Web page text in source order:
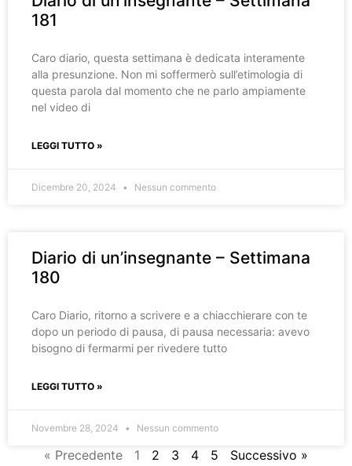
181
Caro diario, questa settimana è dedicata interamente
alla presunzione. Non mi soffermerò sull’etimologia di
questa parola dal momento che ne parlo ampiamente
nel video di
LEGGI TUTTO »
Dicembre 20, 2024 Nessun commento
Diario di un’insegnante – Settimana
180
Caro Diario, ritorno a scrivere e a chiacchierare con te
dopo un periodo di pausa, di pausa necessaria: avevo
bisogno di fermarmi per rivedere tutto
LEGGI TUTTO »
Novembre 28, 2024 Nessun commento
« Precedente 1 2 3 4 5 Successivo »